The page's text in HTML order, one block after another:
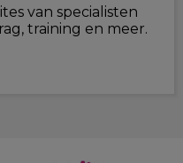
van specialisten
training en meer.